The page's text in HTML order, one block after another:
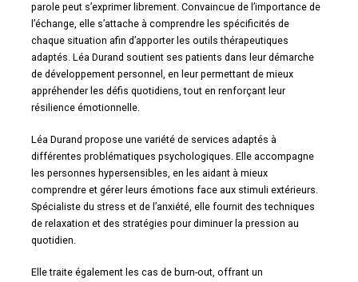
parole peut s’exprimer librement. Convaincue de l’importance de
l’échange, elle s’attache à comprendre les spécificités de
chaque situation afin d’apporter les outils thérapeutiques
adaptés. Léa Durand soutient ses patients dans leur démarche
de développement personnel, en leur permettant de mieux
appréhender les défis quotidiens, tout en renforçant leur
résilience émotionnelle.
Léa Durand propose une variété de services adaptés à
différentes problématiques psychologiques. Elle accompagne
les personnes hypersensibles, en les aidant à mieux
comprendre et gérer leurs émotions face aux stimuli extérieurs.
Spécialiste du stress et de l’anxiété, elle fournit des techniques
de relaxation et des stratégies pour diminuer la pression au
quotidien.
Elle traite également les cas de burn-out, offrant un